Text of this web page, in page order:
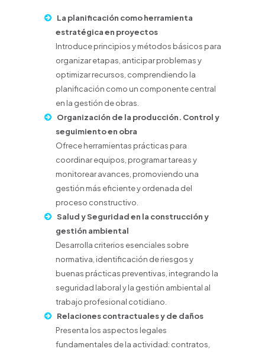
La planificación como herramienta
estratégica en proyectos
Introduce principios y métodos básicos para
organizar etapas, anticipar problemas y
optimizar recursos, comprendiendo la
planificación como un componente central
en la gestión de obras.
Organización de la producción. Control y
seguimiento en obra
Ofrece herramientas prácticas para
coordinar equipos, programar tareas y
monitorear avances, promoviendo una
gestión más eficiente y ordenada del
proceso constructivo.
Salud y Seguridad en la construcción y
gestión ambiental
Desarrolla criterios esenciales sobre
normativa, identificación de riesgos y
buenas prácticas preventivas, integrando la
seguridad laboral y la gestión ambiental al
trabajo profesional cotidiano.
Relaciones contractuales y de daños
Presenta los aspectos legales
fundamentales de la actividad: contratos,